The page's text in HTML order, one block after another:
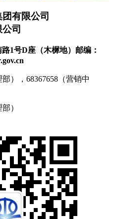
有限公司
司
1号D座（木樨地） 邮编：
），68367658（营销中
）